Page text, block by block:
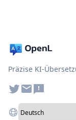
Präzise KI-